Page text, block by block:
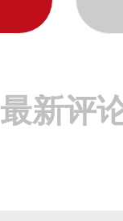
最新评